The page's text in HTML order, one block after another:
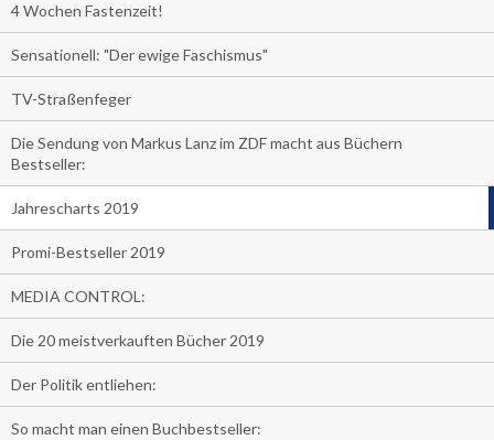
4 Wochen Fastenzeit!
Sensationell: "Der ewige Faschismus"
TV-Straßenfeger
Die Sendung von Markus Lanz im ZDF macht aus Büchern
Bestseller:
Jahrescharts 2019
Promi-Bestseller 2019
MEDIA CONTROL:
Die 20 meistverkauften Bücher 2019
Der Politik entliehen:
So macht man einen Buchbestseller: